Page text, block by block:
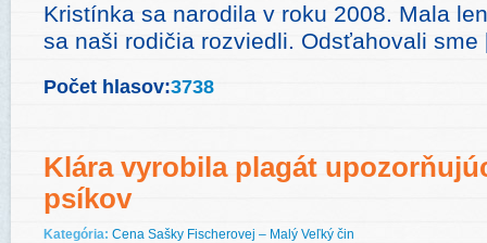
Kristínka sa narodila v roku 2008. Mala
sa naši rodičia rozviedli. Odsťahovali
Počet hlasov:3738
Klára vyrobila plagát
psíkov
Kategória: Cena Sašky Fischerovej – Malý Veľký čin